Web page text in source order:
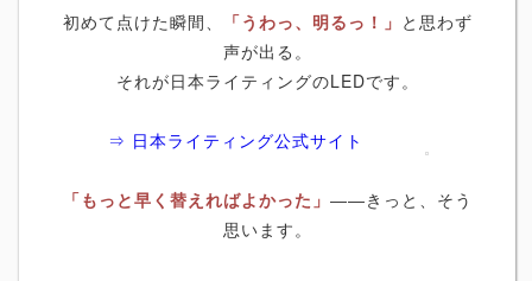
初めて点けた瞬間、 「うわっ、明るっ！」 と思わず
声が出る。
それが日本ライティングのLEDです。
⇒ 日本ライティング公式サイト
「もっと早く替えればよかった」 ――きっと、そう
思います。